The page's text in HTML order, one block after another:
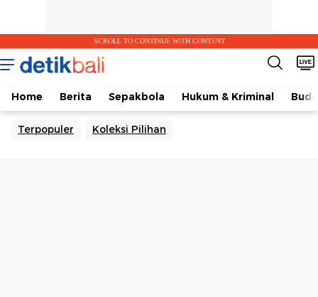
SCROLL TO CONTINUE WITH CONTENT
Home Berita Sepakbola Hukum & Kriminal
Terpopuler Koleksi Pilihan